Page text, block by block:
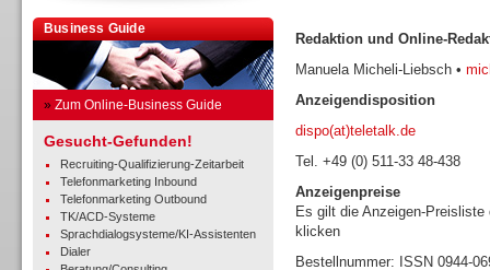
Business Guide
» Zum Online-Business Guide
Gesucht-Gefunden!
Recruiting-Qualifizierung-Zeitarbeit
Telefonmarketing Inbound
Telefonmarketing Outbound
TK/ACD-Systeme
Sprachdialogsysteme/KI-Assistenten
Dialer
Redaktion und Online-
Manuela Micheli-Liebsch •
Anzeigendisposition
dispo(at)teletalk.de
Tel. +49 (0) 511-33 48-438
Anzeigenpreise
Es gilt die Anzeigen-
klicken
Bestellnummer: ISSN 0944-